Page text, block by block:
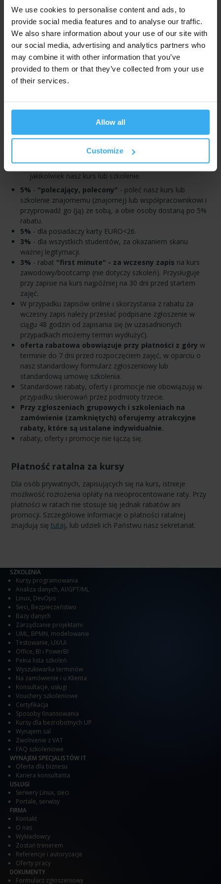
We use cookies to personalise content and ads, to
provide social media features and to analyse our traffic.
We also share information about your use of our site with
our social media, advertising and analytics partners who
may combine it with other information that you’ve
provided to them or that they’ve collected from your use
of their services.
Allow all
Customize
jedynie zaproponować miejsce w grupie startującej później
lub w innym trybie).
Upusty i rabaty
10%- specjalny rabat przy zapisie powyżej 5 osób na
ważny przy jednoczesnym zgłoszeniu na ten sam termin
szkolenia.
rabat nie dotyczy kursów zawodowych / bootcampów.
7%- rabatdla stałych klientów
dla: osoby, lub pracownika firmy, która wcześniej
delegowała co najmniej jednego pracownika na
jakikolwiek nasz kurs lub szkolenie.
5% - "polecający, polecony" - poleć nasz kurs lub
szkolenie znajomemu (znajomej) lub współpracownikowi i
przyprowadź go (ją) ze sobą, a obie osoby dostaną po 5%
rabatu.
5% - dla posiadaczy karty EURO<26.
3% - dla wszystkich studentów, za okazaniem skanu
ważnej legitymacji.
3% - rabat "first minute" - za wczesny zapis na kurs
zawodowy/bootcamp (nie dotyczy szkoleń). Przysługuje
przy zapisie na kurs najpóźniej na 30 dni przed startem
zajęć.
W przypadku zapisów online i skorzystania z rabatu za
wczesny zapis należy przesłać podpisane zgłoszenie w
ciągu 48 godzin od zapisania się (w uzasadnionych
przypadkach możemy termin wydłużyć).
oferta rabatowa obowiązuje przy płatności z góry w
terminie do 7 dni przed rozpoczęciem zajęć, w oparciu o
nasz standardowy formularz zgłoszeniowy lub
standardową umowę szkolenia.
Standardowe rabaty, oferty i promocje nie obowiązują w
przypadku skierowań przez podmioty trzecie.
Przy zgłoszeniach grupowych i szkoleniach na
zamówienie (zamkniętych) oferujemy atrakcyjne
rabaty, które są ustalane indywidualnie.
rabaty, oferty i promocje nie łączą się.
Płatność ratalna za kursy
Dla osób prywatnych, zapisujących się na kurs, istnieje
możliwość rozłożenia opłaty na nieoprocentowane raty. Przy
płatności w ratach nie stosuje się jednak rabatów ani
promocji. Szczegółowe informacje o płatności ratalnej
znajdują się tutaj, lub udzieli ich Państwu nasz sekretariat.
SZKOLENIA
Kursy programowania
Analiza danych, AI/GPT/ML
Linux, DevOps
Sieci, Bezpieczeństwo
Bazy danych
Zarządzanie projektami
UML, BPMN, modelowanie
Testowanie, UX/UI
Office, BI i PowerBI
Pełna lista szkoleń
Wyszukiwarka terminów
Na zamówienie i u Klienta
Konsultacje, usługi
Vouchery szkoleniowe
Certyfikacja
Sposoby finansowania
Kursy dla bezrobotnych UP
Wynajem sal
Zwolnienie z VAT
FAQ szkoleniowe
WYNAJEM SPECJALISTÓW IT
Oferta dla biznesu
Kariera konsultanta
USŁUGI
Serwery Linux, sieci
Portale, serwisy
FIRMA
Kontakt
O nas
Wykładowcy
Zostań trenerem
Referencje i autoryzacje
Oferty pracy
DOKUMENTY
Formularz zgłoszeniowy